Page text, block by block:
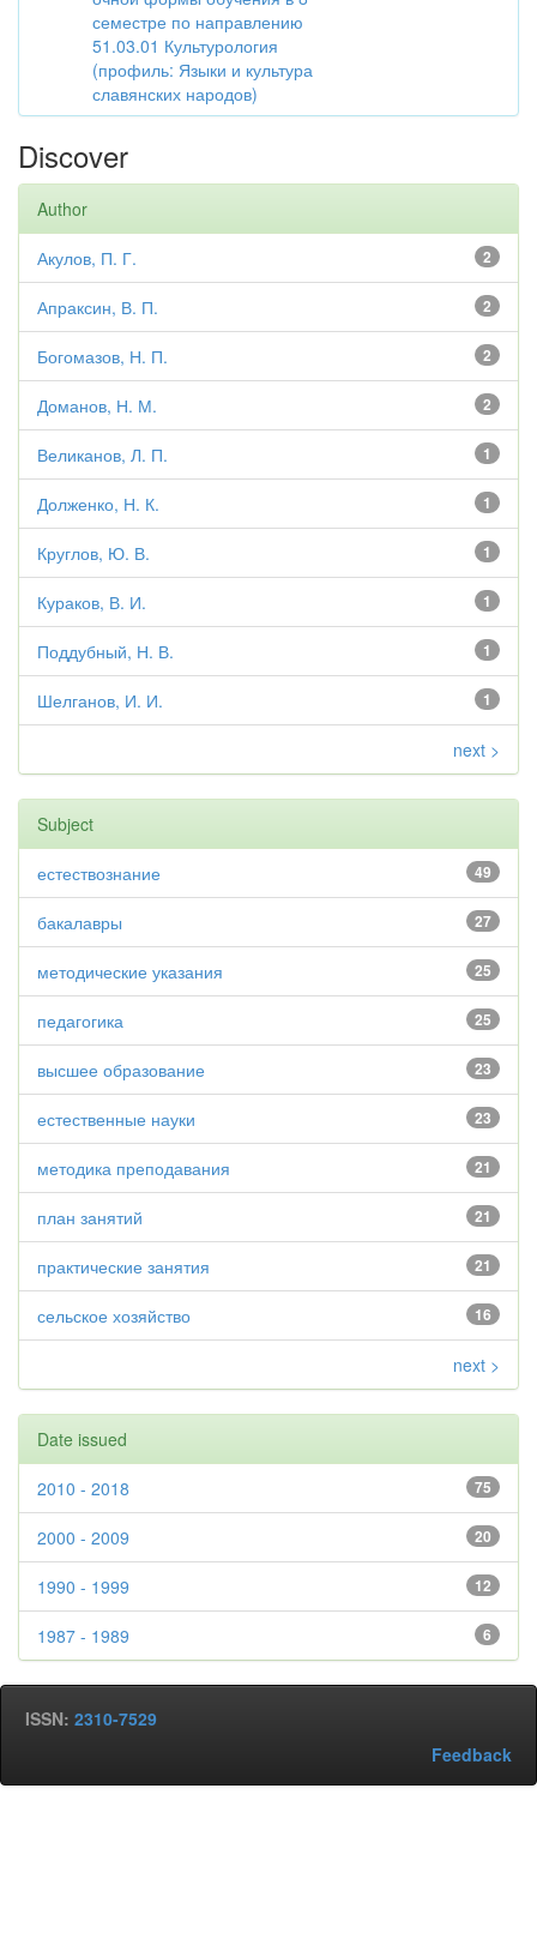
семестре по направлению
51.03.01 Культурология
(профиль: Языки и культура
славянских народов)
Discover
Author
2
Акулов, П. Г.
2
Апраксин, В. П.
2
Богомазов, Н. П.
2
Доманов, Н. М.
1
Великанов, Л. П.
1
Долженко, Н. К.
1
Круглов, Ю. В.
1
Кураков, В. И.
1
Поддубный, Н. В.
1
Шелганов, И. И.
next >
Subject
49
естествознание
27
бакалавры
25
методические указания
25
педагогика
23
высшее образование
23
естественные науки
21
методика преподавания
21
план занятий
21
практические занятия
16
сельское хозяйство
next >
Date issued
75
2010 - 2018
20
2000 - 2009
12
1990 - 1999
6
1987 - 1989
ISSN: 2310-7529
Feedback